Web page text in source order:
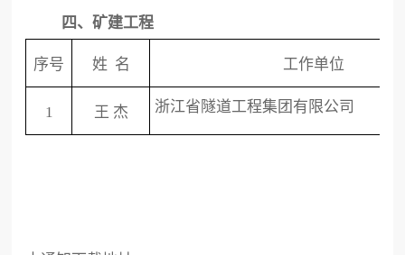
四、矿建工程
序号 姓 名 工作单位
1 王 杰 浙江省隧道工程集团有限公司